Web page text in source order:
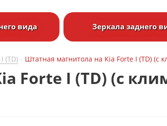
вида Зеркала заднего
(TD) - Штатная магнитола на Kia Forte I (TD) (с
Forte I (TD) (с